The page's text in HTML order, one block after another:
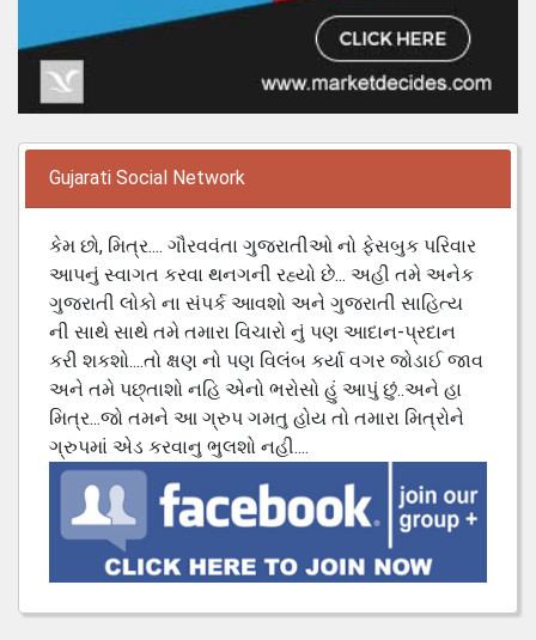
Gujarati Social Network
કેમ છો, મિત્ર.... ગૌરવવંતા ગુજરાતીઓ નો ફેસબુક પરિવાર
આપનું સ્વાગત કરવા થનગની રહ્યો છે... અહી તમે અનેક
ગુજરાતી લોકો ના સંપર્ક આવશો અને ગુજરાતી સાહિત્ય
ની સાથે સાથે તમે તમારા વિચારો નું પણ આદાન-પ્રદાન
કરી શકશો....તો ક્ષણ નો પણ વિલંબ કર્યા વગર જોડાઈ જાવ
અને તમે પછ્તાશો નહિ એનો ભરોસો હું આપું છું..અને હા
મિત્ર...જો તમને આ ગ્રુપ ગમતુ હોય તો તમારા મિત્રોને
ગ્રુપમાં એડ કરવાનુ ભુલશો નહી....